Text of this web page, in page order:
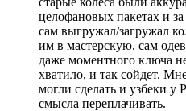
целофановых пакетах и
сам выгружал/загружал
им в мастерскую, сам
даже моментного ключа
хватило, и так сойдет.
могли сделать и узбеки
смысла переплачивать.